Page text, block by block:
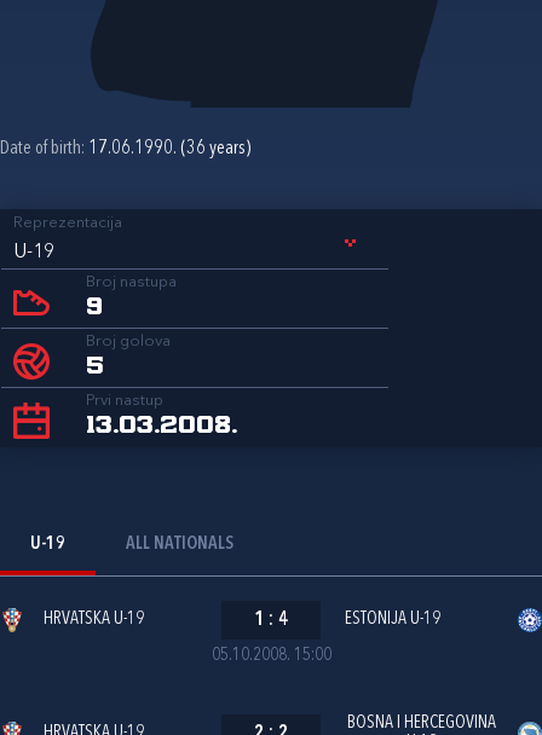
Date of birth: 17.06.1990. (36 years)
Reprezentacija
U-19
Broj nastupa
9
Broj golova
5
Prvi nastup
13.03.2008.
U-19 ALL NATIONALS
05.10.2008. 15:00
HRVATSKA U-19 1 : 4 ESTONIJA U-19
BOSNA I HERCEGOVINA